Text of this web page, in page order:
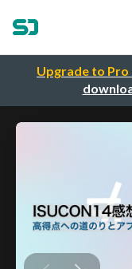
Upgrade to Pro